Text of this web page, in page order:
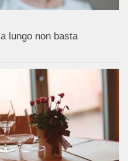
lungo non basta